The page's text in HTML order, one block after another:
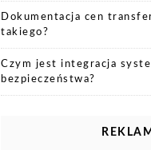
Dokumentacja cen
takiego?
Czym jest integracja
bezpieczeństwa?